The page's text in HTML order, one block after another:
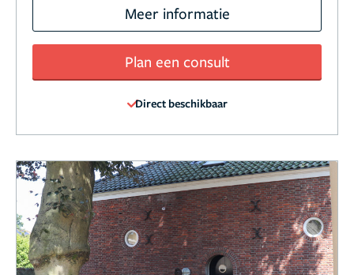
Meer informatie
Plan een consult
Direct beschikbaar